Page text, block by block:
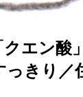
エン酸
きり／